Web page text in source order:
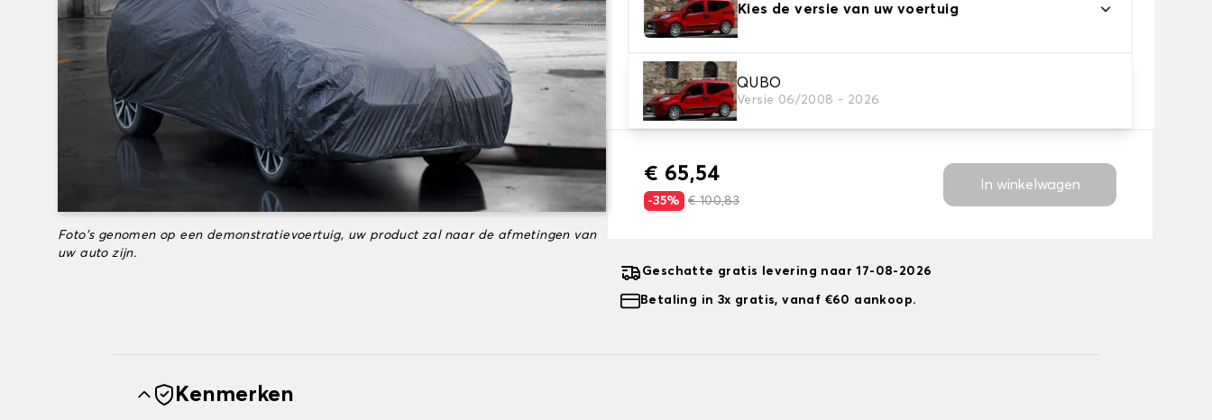
Foto's genomen op een demonstratievoertuig, uw product zal naar de afmetingen van
uw auto zijn.
Kies de versie van uw voertuig
QUBO
Versie 06/2008 - 2026
2. Beschermingsniveau
Kies de juiste beschermhoes voor uw behoeftes
€ 65,54
-35% € 100,83
In winkelwagen
Geschatte gratis levering naar 17-08-2026
Betaling in 3x gratis, vanaf €60 aankoop.
Kenmerken